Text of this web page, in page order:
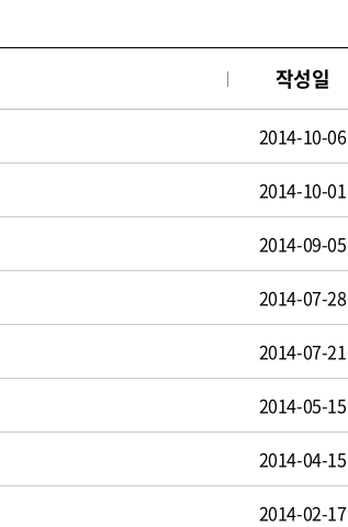
작성일
2014-10-06
2014-10-01
2014-09-05
2014-07-28
2014-07-21
2014-05-15
2014-04-15
2014-02-17